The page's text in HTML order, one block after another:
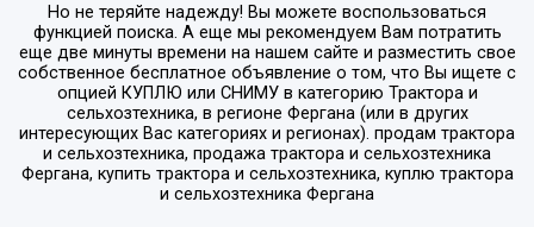
Но не теряйте надежду! Вы можете воспользоваться
функцией поиска. А еще мы рекомендуем Вам потратить
еще две минуты времени на нашем сайте и разместить свое
собственное бесплатное объявление о том, что Вы ищете с
опцией КУПЛЮ или СНИМУв категорию Трактора и
сельхозтехника, в регионе Фергана(или в других
интересующих Вас категориях и регионах). продам трактора
и сельхозтехника, продажа трактора и сельхозтехника
Фергана, купить трактора и сельхозтехника, куплю трактора
и сельхозтехника Фергана